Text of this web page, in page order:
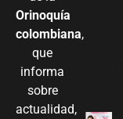
Orinoquía
colombiana,
que
informa
sobre
actualidad,